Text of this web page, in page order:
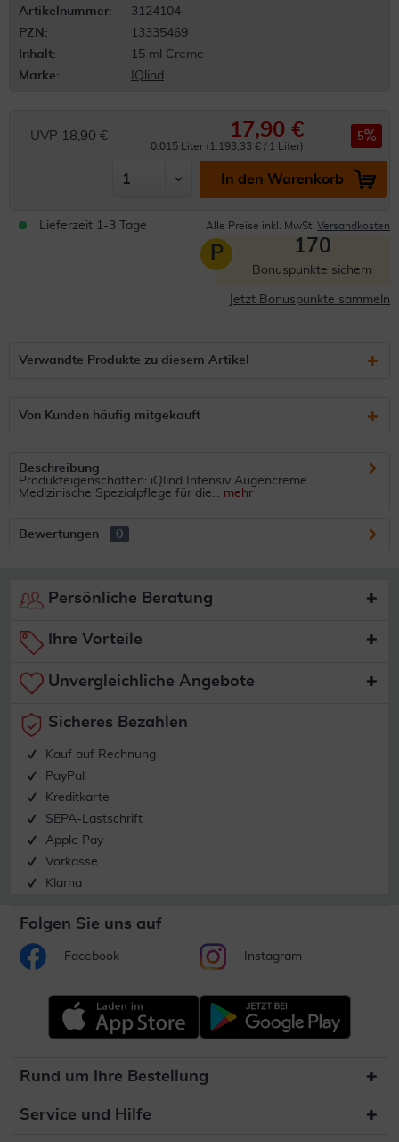
Artikelnummer:
3124104
PZN:
13335469
Inhalt:
15 ml Creme
Marke:
IQlind
UVP 18,90 € 17,90 €
0.015 Liter (1.193,33 € / 1 Liter)
5
In den Warenkorb
Lieferzeit 1-3 Tage Alle Preise inkl. MwSt. Versandkosten
P 170
Bonuspunkte sichern
Jetzt Bonuspunkte sammeln
Verwandte Produkte zu diesem Artikel
Von Kunden häufig mitgekauft
Beschreibung
Produkteigenschaften: iQlind Intensiv Augencreme
Medizinische Spezialpflege für die... mehr
Bewertungen 0
Persönliche Beratung
Ihre Vorteile
Unvergleichliche Angebote
Sicheres Bezahlen
Kauf auf Rechnung
PayPal
Kreditkarte
SEPA-Lastschrift
Apple Pay
Vorkasse
Klarna
Folgen Sie uns auf
Facebook Instagram
Rund um Ihre Bestellung
Service und Hilfe